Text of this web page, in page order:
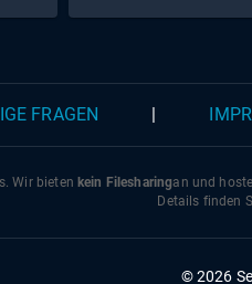
FRAGEN
Wir bieten kein Filesharingan und
Details finden
© 2026